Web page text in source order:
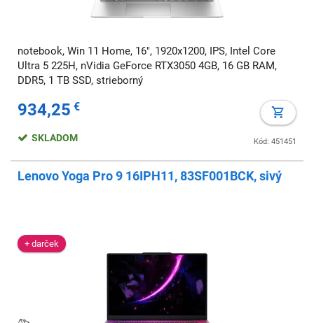
notebook, Win 11 Home, 16", 1920x1200, IPS, Intel Core
Ultra 5 225H, nVidia GeForce RTX3050 4GB, 16 GB RAM,
DDR5, 1 TB SSD, strieborný
934,25 €
Kód: 451451
SKLADOM
Lenovo Yoga Pro 9 16IPH11, 83SF001BCK, sivý
+ darček